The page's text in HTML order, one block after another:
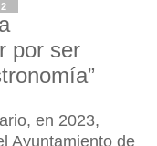
por ser
en 2023,
Ayuntamiento de